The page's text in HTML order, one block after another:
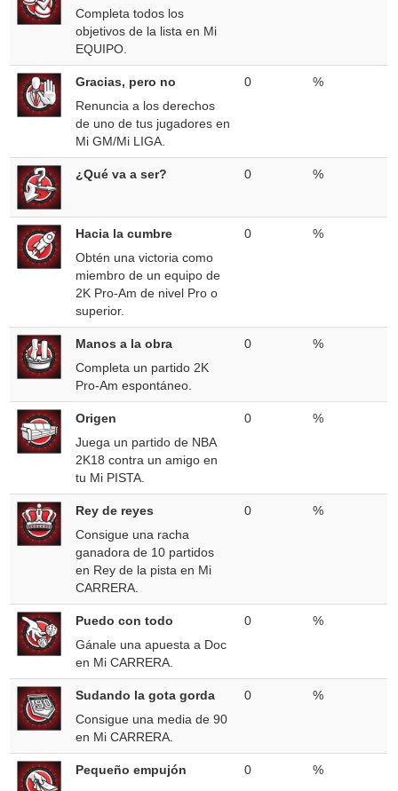
Completa todos los
objetivos de la lista en Mi
EQUIPO.
Gracias, pero no
Renuncia a los derechos
de uno de tus jugadores en
Mi GM/Mi LIGA.
0 %
¿Qué va a ser? 0 %
Hacia la cumbre
Obtén una victoria como
miembro de un equipo de
2K Pro-Am de nivel Pro o
superior.
0 %
Manos a la obra
Completa un partido 2K
Pro-Am espontáneo.
0 %
Origen
Juega un partido de NBA
2K18 contra un amigo en
tu Mi PISTA.
0 %
Rey de reyes
Consigue una racha
ganadora de 10 partidos
en Rey de la pista en Mi
CARRERA.
0 %
Puedo con todo
Gánale una apuesta a Doc
en Mi CARRERA.
0 %
Sudando la gota gorda
Consigue una media de 90
en Mi CARRERA.
0 %
Pequeño empujón 0 %